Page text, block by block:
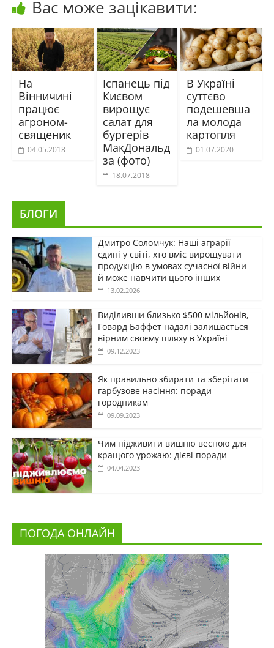
Вас може зацікавити:
На
Вінничині
працює
агроном-
священик
04.05.2018
Іспанець під
Києвом
вирощує
салат для
бургерів
МакДональд
за (фото)
18.07.2018
В Україні
суттєво
подешевша
ла молода
картопля
01.07.2020
БЛОГИ
Дмитро Соломчук: Наші аграрії
єдині у світі, хто вміє вирощувати
продукцію в умовах сучасної війни
й може навчити цього інших
13.02.2026
Виділивши близько $500 мільйонів,
Говард Баффет надалі залишається
вірним своєму шляху в Україні
09.12.2023
Як правильно збирати та зберігати
гарбузове насіння: поради
городникам
09.09.2023
Чим підживити вишню весною для
кращого урожаю: дієві поради
04.04.2023
ПОГОДА ОНЛАЙН